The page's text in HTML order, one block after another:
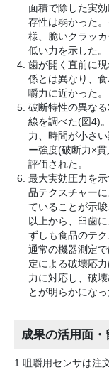
面積で除した実
存性は弱かった
様、脆いクラッ
低い力を示した。
歯が開く直前に
係とは異なり、
嚼力に近かった。
破断特性の異な
線を調べた(図4)
力、時間が小さ
ー強度(破断力×
評価された。
最大実効圧力を
品テクスチャー
ていることが示唆
以上から、臼歯
ずしも食品のテ
通常の機器測定
定による破壊応
力に対応し、破
とが明らかになっ
成果の活用面・
1.咀嚼用センサは注